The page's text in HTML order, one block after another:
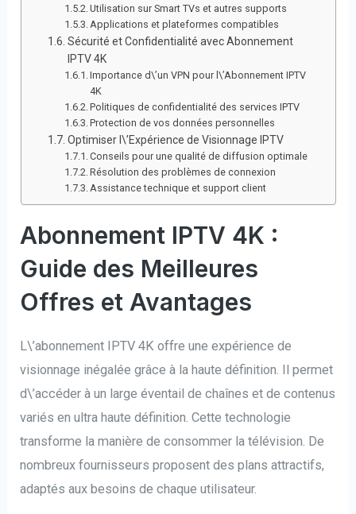
Utilisation sur Smart TVs et autres supports
Applications et plateformes compatibles
Sécurité et Confidentialité avec Abonnement
IPTV 4K
Importance d\’un VPN pour l\’Abonnement IPTV
4K
Politiques de confidentialité des services IPTV
Protection de vos données personnelles
Optimiser l\’Expérience de Visionnage IPTV
Conseils pour une qualité de diffusion optimale
Résolution des problèmes de connexion
Assistance technique et support client
Abonnement IPTV 4K :
Guide des Meilleures
Offres et Avantages
L\’abonnement IPTV 4K offre une expérience de
visionnage inégalée grâce à la haute définition. Il permet
d\’accéder à un large éventail de chaînes et de contenus
variés en ultra haute définition. Cette technologie
transforme la manière de consommer la télévision. De
nombreux fournisseurs proposent des plans attractifs,
adaptés aux besoins de chaque utilisateur.